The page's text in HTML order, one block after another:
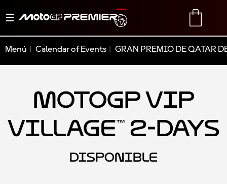
Alternar
TRANSLATE
Menú Calendar of Events GRAN PREMIO DE QATAR
MotoGP VIP
Village™ 2-Days
DISPONIBLE